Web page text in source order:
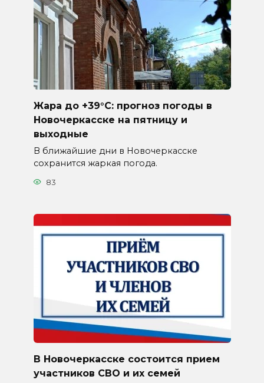
Жара до +39°C: прогноз погоды в
Новочеркасске на пятницу и
выходные
В ближайшие дни в Новочеркасске
сохранится жаркая погода.
83
В Новочеркасске состоится прием
участников СВО и их семей